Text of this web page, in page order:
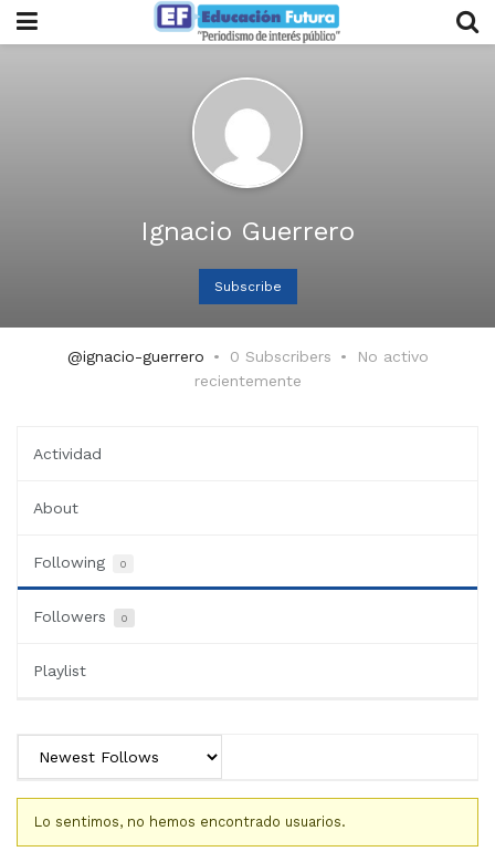
Ignacio Guerrero
Subscribe
@ignacio-guerrero 0 Subscribers
No activo
recientemente
Actividad
About
Following 0
Followers 0
Playlist
Lo sentimos, no hemos encontrado usuarios.